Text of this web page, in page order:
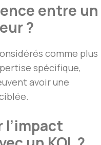
entre un
?
comme plus
spécifique,
avoir une